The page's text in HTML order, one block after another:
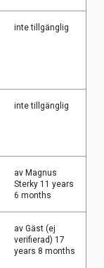
inte tillgänglig
inte tillgänglig
av Magnus
Sterky 11 years
6 months
av Gäst (ej
verifierad) 17
years 8 months